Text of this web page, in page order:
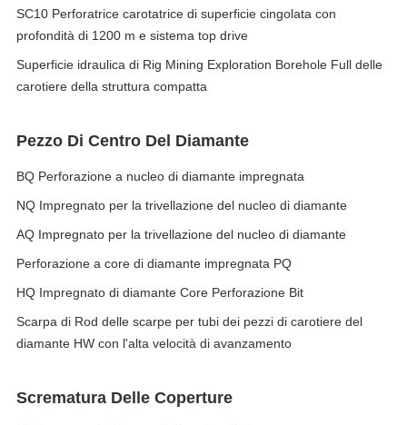
SC10 Perforatrice carotatrice di superficie cingolata con
profondità di 1200 m e sistema top drive
Superficie idraulica di Rig Mining Exploration Borehole Full delle
carotiere della struttura compatta
Pezzo Di Centro Del Diamante
BQ Perforazione a nucleo di diamante impregnata
NQ Impregnato per la trivellazione del nucleo di diamante
AQ Impregnato per la trivellazione del nucleo di diamante
Perforazione a core di diamante impregnata PQ
HQ Impregnato di diamante Core Perforazione Bit
Scarpa di Rod delle scarpe per tubi dei pezzi di carotiere del
diamante HW con l'alta velocità di avanzamento
Scrematura Delle Coperture